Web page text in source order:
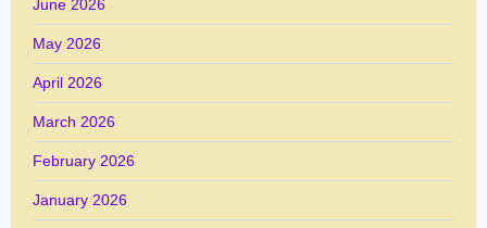
June 2026
May 2026
April 2026
March 2026
February 2026
January 2026